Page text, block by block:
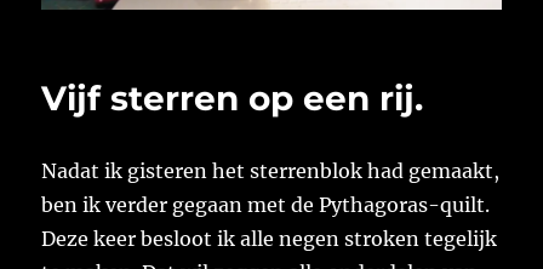
Vijf sterren op een rij.
Nadat ik gisteren het sterrenblok had gemaakt,
ben ik verder gegaan met de Pythagoras-quilt.
Deze keer besloot ik alle negen stroken tegelijk